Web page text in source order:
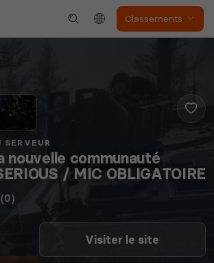
Classements
SERVEUR
nouvelle communauté
/ MIC OBLIGATOIRE
(0)
Visiter le site